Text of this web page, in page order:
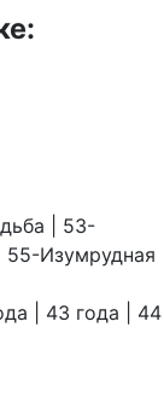
| 53-
55-Изумрудная
| 43 года | 44